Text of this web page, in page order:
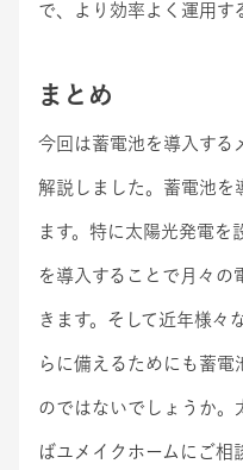
で、より効率よく運用す
まとめ
今回は蓄電池を導入する
解説しました。蓄電池を
ます。特に太陽光発電を
を導入することで月々の
きます。そして近年様々
らに備えるためにも蓄電
のではないでしょうか。
ばユメイクホームにご相